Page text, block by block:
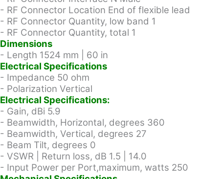
- RF Connector Location End of flexible lead
- RF Connector Quantity, low band 1
- RF Connector Quantity, total 1
Dimensions
- Length 1524 mm | 60 in
Electrical Specifications
- Impedance 50 ohm
- Polarization Vertical
Electrical Specifications:
- Gain, dBi 5.9
- Beamwidth, Horizontal, degrees 360
- Beamwidth, Vertical, degrees 27
- Beam Tilt, degrees 0
- VSWR | Return loss, dB 1.5 | 14.0
- Input Power per Port,maximum, watts 250